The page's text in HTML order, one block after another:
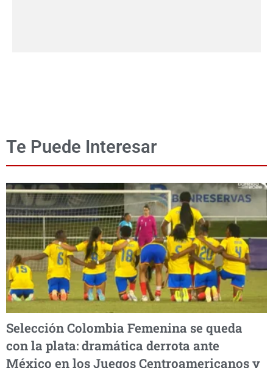
Te Puede Interesar
Selección Colombia Femenina se queda
con la plata: dramática derrota ante
México en los Juegos Centroamericanos y